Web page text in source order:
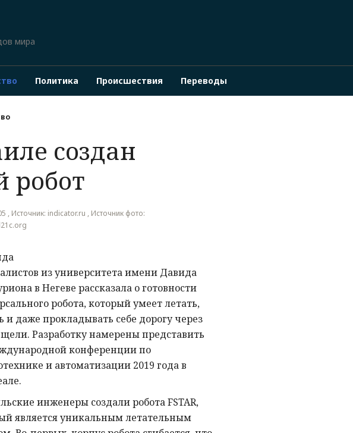
мира
Политика Происшествия Переводы
создан
робот
, Источник: indicator.ru , Источник фото:
из университета имени Давида
в Негеве рассказала о готовности
робота, который умеет летать,
и даже прокладывать себе дорогу через
Разработку намерены представить
конференции по
и автоматизации 2019 года в
инженеры создали робота FSTAR,
является уникальным летательным